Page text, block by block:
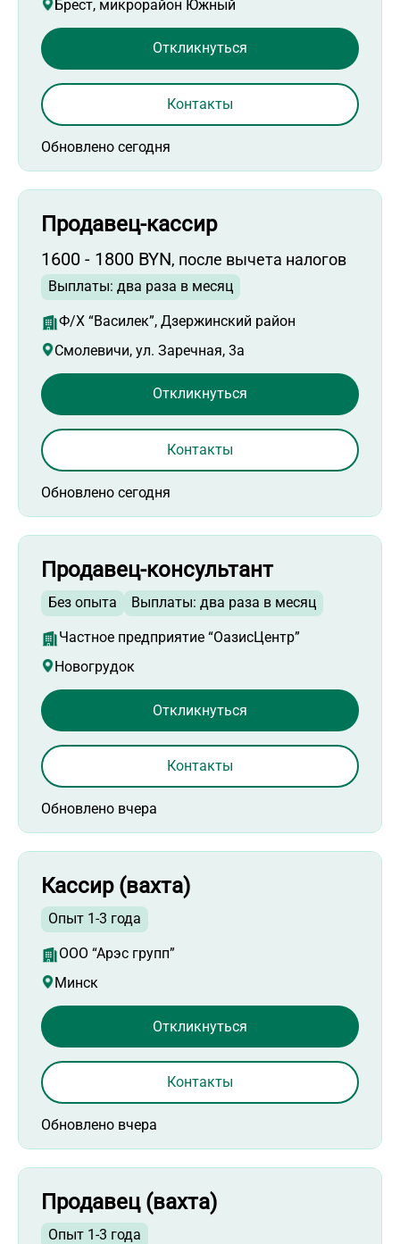
Брест, микрорайон Южный
Обновлено сегодня
Откликнуться
Контакты
Продавец-кассир
1600 - 1800 BYN, после вычета налогов
Выплаты: два раза в месяц
Ф/Х “Василек”, Дзержинский район
Смолевичи, ул. Заречная, 3а
Обновлено сегодня
Откликнуться
Контакты
Продавец-консультант
Без опыта Выплаты: два раза в месяц
Частное предприятие “ОазисЦентр”
Новогрудок
Обновлено вчера
Откликнуться
Контакты
Кассир (вахта)
Опыт 1-3 года
ООО “Арэс групп”
Минск
Обновлено вчера
Откликнуться
Контакты
Продавец (вахта)
Опыт 1-3 года